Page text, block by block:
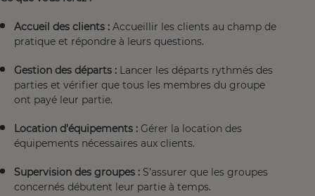
Accueil des clients : Accueillir les clients au champ de
pratique et répondre à leurs questions.
Gestion des départs : Lancer les départs rythmés des
parties et vérifier que tous les membres du groupe
ont payé leur partie.
Location d’équipements : Gérer la location des
équipements nécessaires aux clients.
Supervision des groupes : S’assurer que les groupes
concernés débutent leur partie à temps.